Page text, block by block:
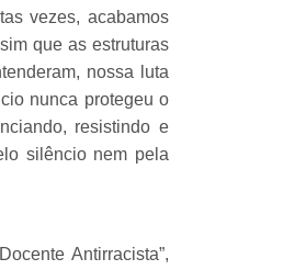
vezes, acabamos
que as estruturas
nossa luta
nunca protegeu o
resistindo e
silêncio nem pela
Antirracista”,